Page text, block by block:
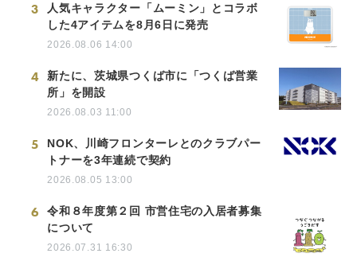
3
人気キャラクター「ムーミン」とコラボ
した4アイテムを8月6日に発売
2026.08.06 14:00
4
新たに、茨城県つくば市に「つくば営業
所」を開設
2026.08.03 11:00
5
NOK、川崎フロンターレとのクラブパー
トナーを3年連続で契約
2026.08.05 13:00
6
令和８年度第２回 市営住宅の入居者募集
について
2026.07.31 16:30